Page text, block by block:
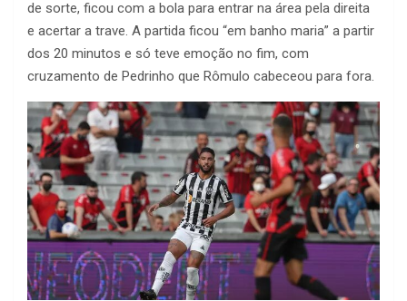
de sorte, ficou com a bola para entrar na área pela direita
e acertar a trave. A partida ficou “em banho maria” a partir
dos 20 minutos e só teve emoção no fim, com
cruzamento de Pedrinho que Rômulo cabeceou para fora.